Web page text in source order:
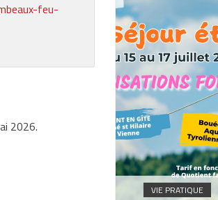
feu-
2026.
VIE PRATIQUE